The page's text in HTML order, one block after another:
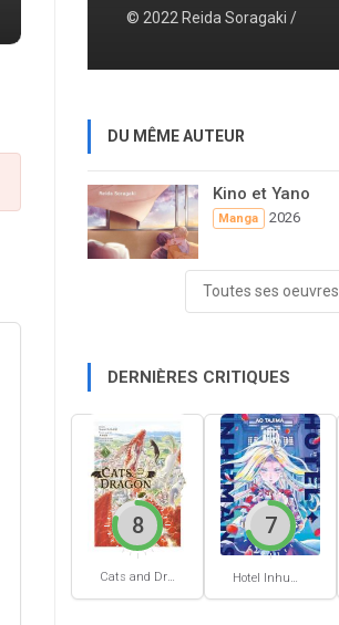
© 2022 Reida Soragaki /
DU MÊME AUTEUR
Kino et Yano
Manga 2026
Toutes ses oeuvres
DERNIÈRES CRITIQUES
Cats and Dragon #3
8
Hotel Inhumans #1
7